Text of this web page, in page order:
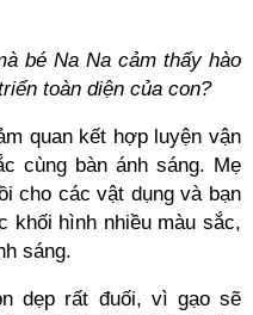
bé Na Na cảm thấy hào
toàn diện của con?
quan kết hợp luyện vận
cùng bàn ánh sáng. Mẹ
cho các vật dụng và bạn
khối hình nhiều màu sắc,
sáng.
dẹp rất đuối, vì gạo sẽ